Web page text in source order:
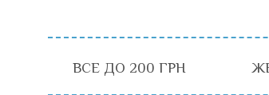
ВСЕ ДО 200 ГРН